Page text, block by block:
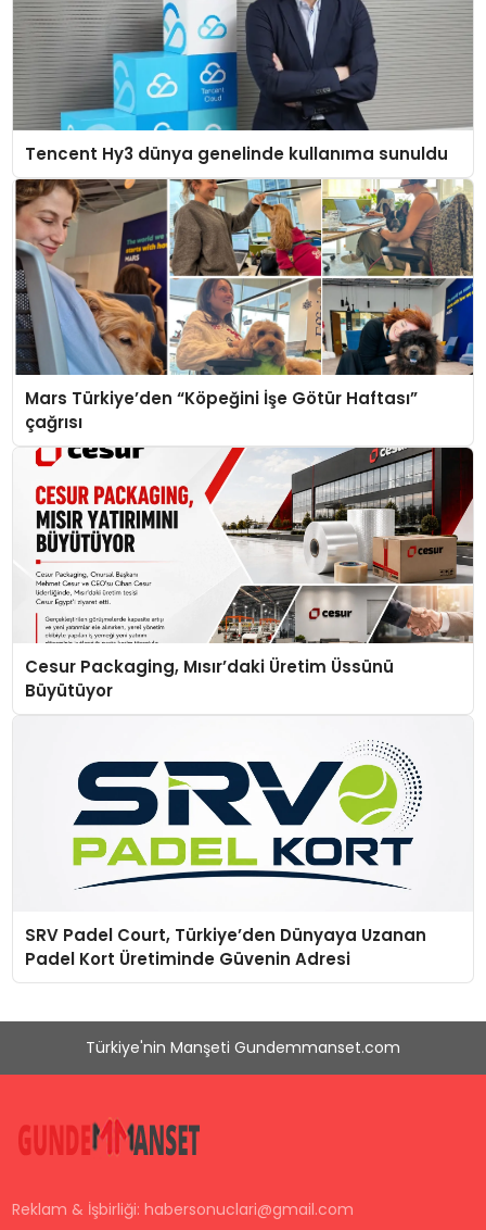
Tencent Hy3 dünya genelinde kullanıma sunuldu
Mars Türkiye’den “Köpeğini İşe Götür Haftası”
çağrısı
Cesur Packaging, Mısır’daki Üretim Üssünü
Büyütüyor
SRV Padel Court, Türkiye’den Dünyaya Uzanan
Padel Kort Üretiminde Güvenin Adresi
Türkiye'nin Manşeti Gundemmanset.com
Reklam & İşbirliği:habersonuclari@gmail.com